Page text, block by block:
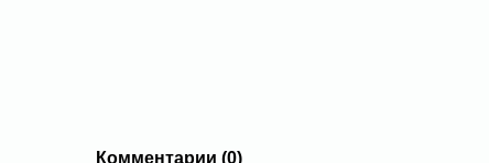
Комментарии (0)